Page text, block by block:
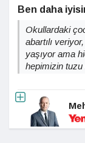
Ben daha
Okullardaki
abartılı
yaşıyor ama
hepimizin